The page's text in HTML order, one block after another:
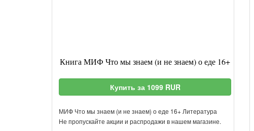
Книга МИФ Что мы знаем (и не знаем) о еде 16+
Купить за 1099 RUR
МИФ Что мы знаем (и не знаем) о еде 16+ Литература
Не пропускайте акции и распродажи в нашем магазине.